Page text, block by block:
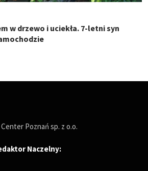
w drzewo i uciekła. 7-letni syn
Poznań sp. z o.o.
Naczelny: